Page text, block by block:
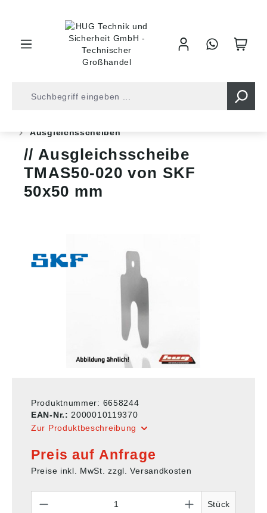
Ausgleichsscheiben
Ausgleichsscheibe
TMAS50-020 von SKF
50x50 mm
Produktnummer: 6658244
EAN-Nr.: 2000010119370
Zur Produktbeschreibung
Preis auf Anfrage
Preise inkl. MwSt. zzgl. Versandkosten
Stück